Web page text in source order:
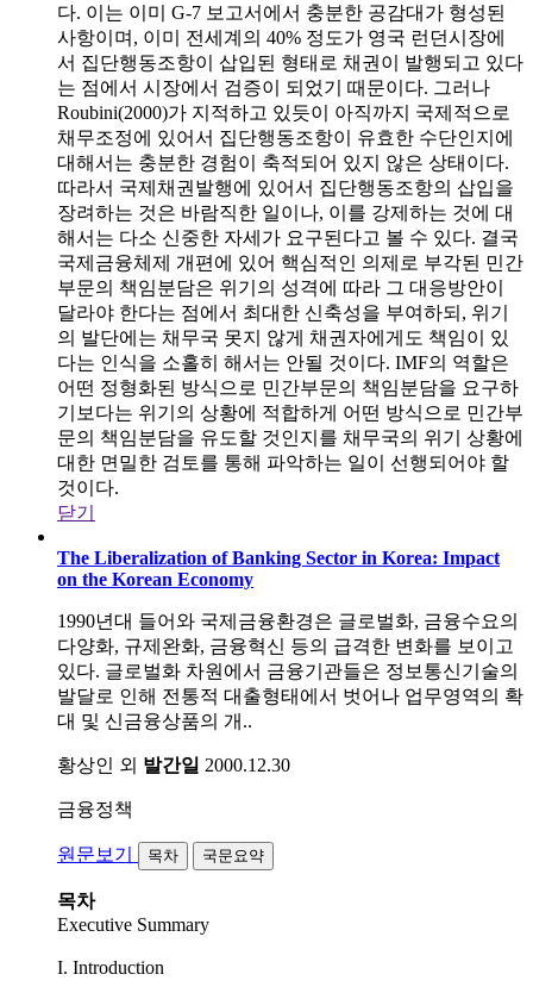
다. 이는 이미 G-7 보고서에서 충분한 공감대가 형성된
사항이며, 이미 전세계의 40% 정도가 영국 런던시장에
서 집단행동조항이 삽입된 형태로 채권이 발행되고 있다
는 점에서 시장에서 검증이 되었기 때문이다. 그러나
Roubini(2000)가 지적하고 있듯이 아직까지 국제적으로
채무조정에 있어서 집단행동조항이 유효한 수단인지에
대해서는 충분한 경험이 축적되어 있지 않은 상태이다.
따라서 국제채권발행에 있어서 집단행동조항의 삽입을
장려하는 것은 바람직한 일이나, 이를 강제하는 것에 대
해서는 다소 신중한 자세가 요구된다고 볼 수 있다. 결국
국제금융체제 개편에 있어 핵심적인 의제로 부각된 민간
부문의 책임분담은 위기의 성격에 따라 그 대응방안이
달라야 한다는 점에서 최대한 신축성을 부여하되, 위기
의 발단에는 채무국 못지 않게 채권자에게도 책임이 있
다는 인식을 소홀히 해서는 안될 것이다. IMF의 역할은
어떤 정형화된 방식으로 민간부문의 책임분담을 요구하
기보다는 위기의 상황에 적합하게 어떤 방식으로 민간부
문의 책임분담을 유도할 것인지를 채무국의 위기 상황에
대한 면밀한 검토를 통해 파악하는 일이 선행되어야 할
것이다.
닫기
The Liberalization of Banking Sector in Korea: Impact
on the Korean Economy
1990년대 들어와 국제금융환경은 글로벌화, 금융수요의
다양화, 규제완화, 금융혁신 등의 급격한 변화를 보이고
있다. 글로벌화 차원에서 금융기관들은 정보통신기술의
발달로 인해 전통적 대출형태에서 벗어나 업무영역의 확
대 및 신금융상품의 개..
황상인 외 발간일 2000.12.30
금융정책
원문보기 목차 국문요약
목차
Executive Summary
I. Introduction